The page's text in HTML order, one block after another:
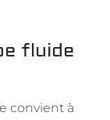
fluide
convient à